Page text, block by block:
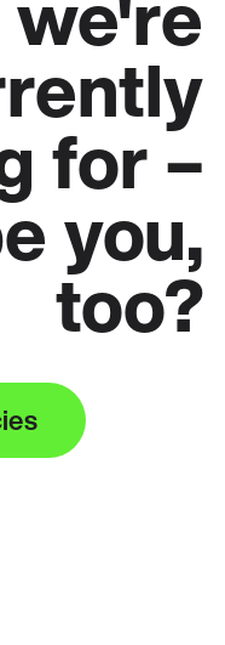
for –
you,
too?